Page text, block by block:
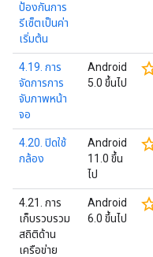
ป้องกันการ
รีเซ็ตเป็นค่า
เริ่มต้น
4.19. การ
จัดการการ
จับภาพหน้า
จอ
Android
5.0 ขึ้นไป
4.20. ปิดใช้
กล้อง
Android
11.0 ขึ้น
ไป
4.21. การ
เก็บรวบรวม
สถิติด้าน
เครือข่าย
Android
6.0 ขึ้นไป